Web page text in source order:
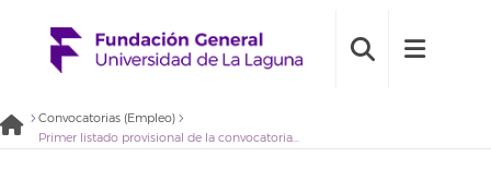
Convocatorias (Empleo)
Primer listado provisional de la convocatoria de constitución de una bolsa de empleo para el desarrollo de actividades de promoción y gestión de proyectos en el contexto del Laboratorio de Innovación Social (2021BDE071)